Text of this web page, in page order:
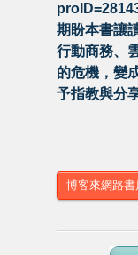
期盼本書讓
行動商務、
的危機，變
予指教與分
博客來網路書